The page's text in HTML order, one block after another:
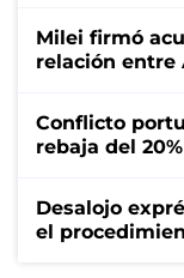
Milei firmó
relación entre
Conflicto
rebaja del
Desalojo
el